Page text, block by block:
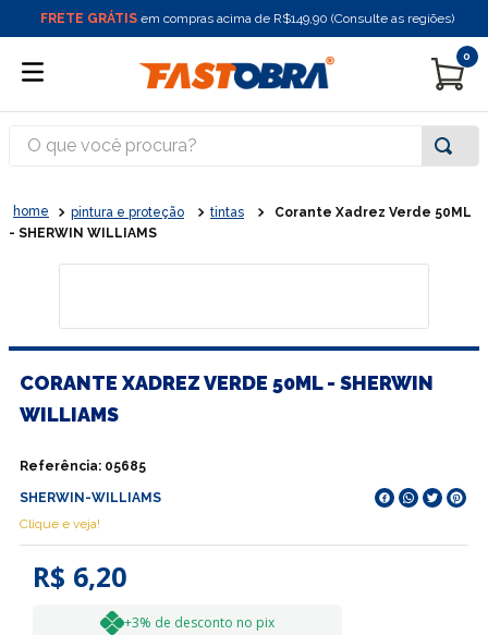
FRETE GRÁTIS em compras acima de R$149,90 (Consulte as regiões)
0
O que você procura?
pintura e proteção tintas
Corante Xadrez Verde 50ML
- SHERWIN WILLIAMS
CORANTE XADREZ VERDE 50ML - SHERWIN
WILLIAMS
Referência: 05685
SHERWIN-WILLIAMS
Clique e veja!
R$ 6,20
+3% de desconto no pix